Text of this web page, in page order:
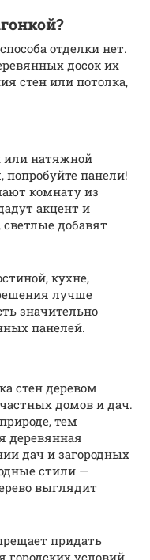
отделки нет.
досок их
стен или потолка,
натяжной
панели!
комнату из
акцент и
добавят
кухне,
лучше
значительно
панелей.
стен деревом
домов и дач.
тем
деревянная
дач и загородных
стили —
выглядит
придать
городских условий